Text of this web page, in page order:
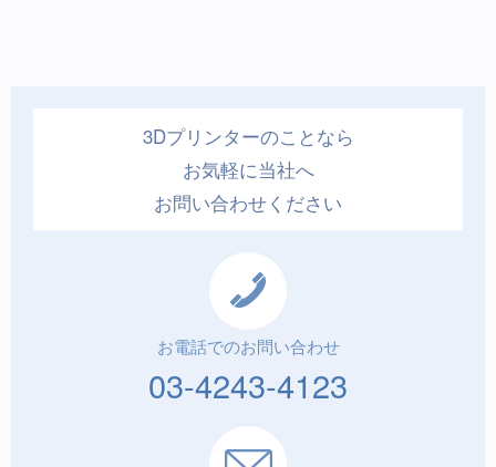
3Dプリンターのことなら
お気軽に当社へ
お問い合わせください
お電話でのお問い合わせ
03-4243-4123